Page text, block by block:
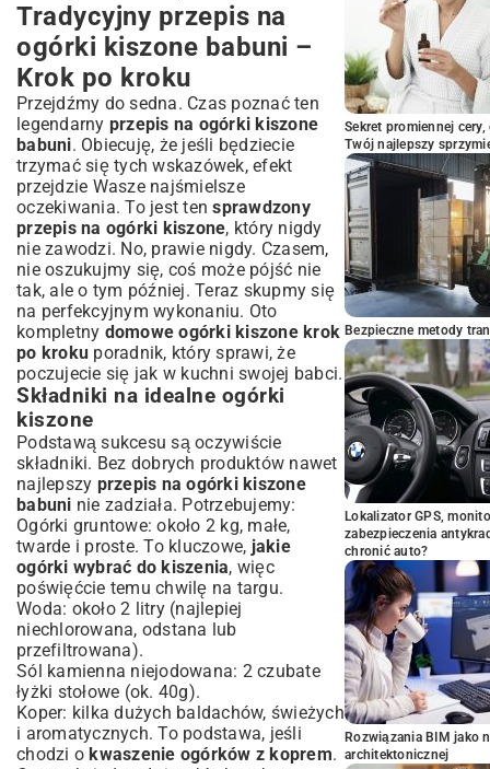
Podsumowanie: Smak tradycji na
Twoim stole
Tradycyjny przepis na
ogórki kiszone babuni –
Krok po kroku
Przejdźmy do sedna. Czas poznać ten
legendarny przepis na ogórki kiszone
babuni. Obiecuję, że jeśli będziecie
trzymać się tych wskazówek, efekt
przejdzie Wasze najśmielsze
oczekiwania. To jest tensprawdzony
przepis na ogórki kiszone, który nigdy
nie zawodzi. No, prawie nigdy. Czasem,
nie oszukujmy się, coś może pójść nie
tak, ale o tym później. Teraz skupmy się
na perfekcyjnym wykonaniu. Oto
kompletny domowe ogórki kiszone krok
po kroku poradnik, który sprawi, że
poczujecie się jak w kuchni swojej babci.
Składniki na idealne ogórki
kiszone
Podstawą sukcesu są oczywiście
składniki. Bez dobrych produktów nawet
najlepszy przepis na ogórki kiszone
babuni nie zadziała. Potrzebujemy:
Ogórki gruntowe: około 2 kg, małe,
twarde i proste. To kluczowe, jakie
ogórki wybrać do kiszenia, więc
poświęćcie temu chwilę na targu.
Woda: około 2 litry (najlepiej
niechlorowana, odstana lub
przefiltrowana).
Sól kamienna niejodowana: 2 czubate
łyżki stołowe (ok. 40g).
Koper: kilka dużych baldachów, świeżych
i aromatycznych. To podstawa, jeśli
chodzi okwaszenie ogórków z koprem.
Sekret promiennej
Twój najlepszy
Bezpieczne metody
Lokalizator GPS,
zabezpieczenia
chronić auto?
Rozwiązania BIM jako
architektonicznej